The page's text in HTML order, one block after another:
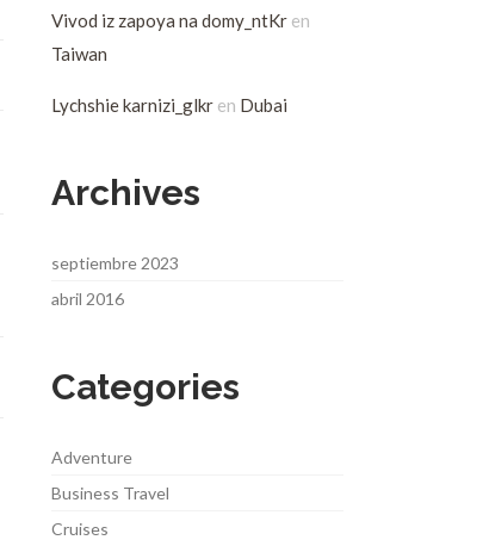
Vivod iz zapoya na domy_ntKr en
Taiwan
Lychshie karnizi_glkr en Dubai
Archives
septiembre 2023
abril 2016
Categories
Adventure
Business Travel
Cruises